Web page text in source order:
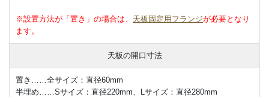
※設置方法が「置き」の場合は、 天板固定用フランジが必要となり
ます。
天板の開口寸法
置き……全サイズ：直径60mm
半埋め……Sサイズ：直径220mm、Lサイズ：直径280mm